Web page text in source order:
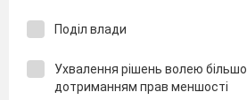
Поділ влади
Ухвалення рішень волею
дотриманням прав меншості